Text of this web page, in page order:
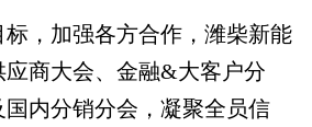
，加强各方合作，潍柴新能
商大会、金融&大客户分
内分销分会，凝聚全员信